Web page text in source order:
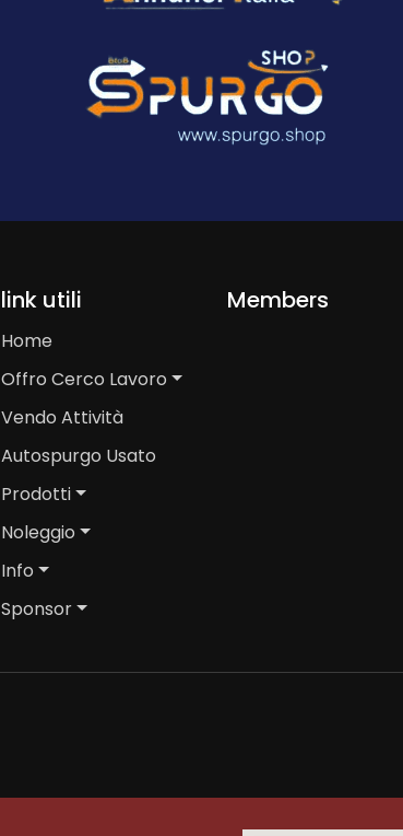
link utili
Home
Offro Cerco Lavoro
Vendo Attività
Autospurgo Usato
Prodotti
Noleggio
Info
Sponsor
Members